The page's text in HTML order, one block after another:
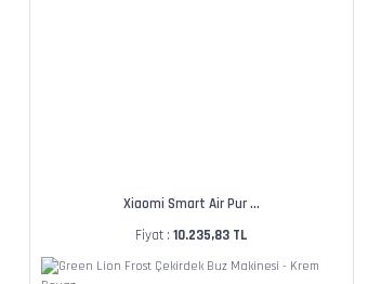
Xiaomi Smart Air Pur ...
Fiyat : 10.235,83 TL